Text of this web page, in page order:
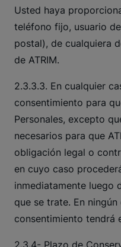
Usted haya
teléfono fijo, usuario
postal), de cualquiera
de ATRIM.
2.3.3.3. En cualquier
consentimiento para
Personales, excepto
necesarios para que
obligación legal o
en cuyo caso
inmediatamente luego
que se trate. En
consentimiento tendrá
2.3.4- Plazo de